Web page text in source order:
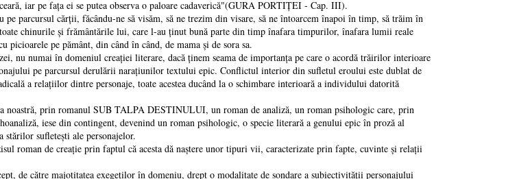
iar pe fața ei se putea observa o paloare cadaverică"(GURA PORTIȚEI - Cap. III).
cărții, făcându-ne să visăm, să ne trezim din visare, să ne întoarcem înapoi în timp, să trăim în
chinurile şi frământările lui, care l-au ținut bună parte din timp înafara timpurilor, înafara lumii reale
pe pământ, din când în când, de mama şi de sora sa.
numai în domeniul creaţiei literare, dacă ținem seama de importanța pe care o acordă trăirilor interioare
pe parcursul derulării narațiunilor textului epic. Conflictul interior din sufletul eroului este dublat de
a relațiilor dintre personaje, toate acestea ducând la o schimbare interioară a individului datorită
prin romanul SUB TALPA DESTINULUI, un roman de analiză, un roman psihologic care, prin
iese din contingent, devenind un roman psihologic, o specie literară a genului epic în proză al
sufleteşti ale personajelor.
de creație prin faptul că acesta dă naştere unor tipuri vii, caracterizate prin fapte, cuvinte şi relații
către majotitatea exegeților în domeniu, drept o modalitate de sondare a subiectivității personajului